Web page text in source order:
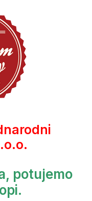
potujemo